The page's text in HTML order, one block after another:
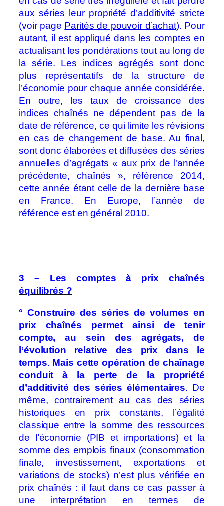
aux séries leur propriété d’additivité stricte
(voir page Parités de pouvoir d’achat). Pour
autant, il est appliqué dans les comptes en
actualisant les pondérations tout au long de
la série. Les indices agrégés sont donc
plus représentatifs de la structure de
l’économie pour chaque année considérée.
En outre, les taux de croissance des
indices chaînés ne dépendent pas de la
date de référence, ce qui limite les révisions
en cas de changement de base. Au final,
sont donc élaborées et diffusées des séries
annuelles d’agrégats « aux prix de l’année
précédente, chaînés », référence 2014,
cette année étant celle de la dernière base
en France. En Europe, l’année de
référence est en général 2010.
3 – Les comptes à prix chaînés
équilibrés ?
° Construire des séries de volumes en
prix chaînés permet ainsi de tenir
compte, au sein des agrégats, de
l’évolution relative des prix dans le
temps. Mais cette opération de chaînage
conduit à la perte de la propriété
d’additivité des séries élémentaires. De
même, contrairement au cas des séries
historiques en prix constants, l’égalité
classique entre la somme des ressources
de l’économie (PIB et importations) et la
somme des emplois finaux (consommation
finale, investissement, exportations et
variations de stocks) n’est plus vérifiée en
prix chaînés : il faut dans ce cas passer à
une interprétation en termes de